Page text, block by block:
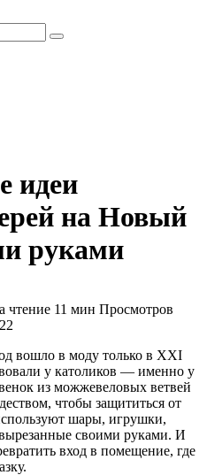
идеи
на Новый
руками
чтение 11 мин Просмотров
вошло в моду только в ХXI
у католиков — именно у
из можжевеловых ветвей
чтобы защититься от
шары, игрушки,
своими руками. И
вход в помещение, где